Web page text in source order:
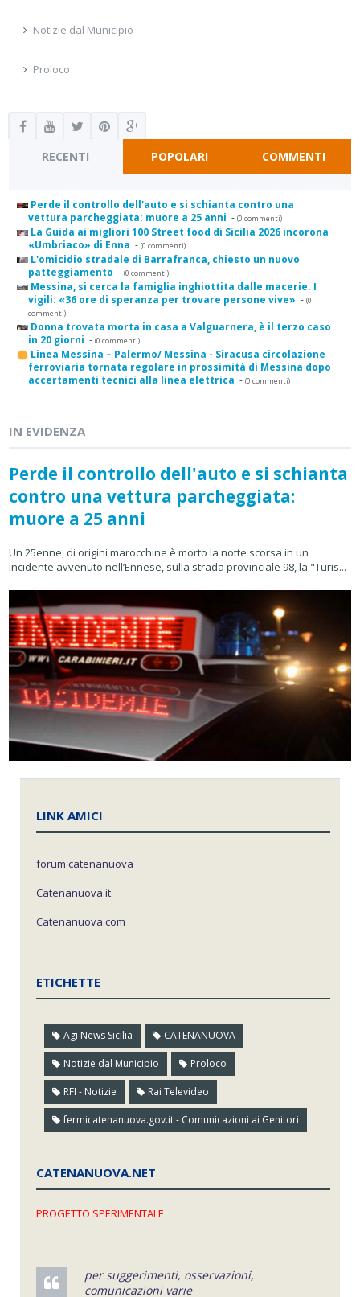
Notizie dal Municipio
Proloco
RECENTI POPOLARI COMMENTI
Perde il controllo dell'auto e si schianta contro una
vettura parcheggiata: muore a 25 anni - (0 commenti)
La Guida ai migliori 100 Street food di Sicilia 2026 incorona
«Umbriaco» di Enna - (0 commenti)
L'omicidio stradale di Barrafranca, chiesto un nuovo
patteggiamento - (0 commenti)
Messina, si cerca la famiglia inghiottita dalle macerie. I
vigili: «36 ore di speranza per trovare persone vive» - (0
commenti)
Donna trovata morta in casa a Valguarnera, è il terzo caso
in 20 giorni - (0 commenti)
Linea Messina – Palermo/ Messina - Siracusa circolazione
ferroviaria tornata regolare in prossimità di Messina dopo
accertamenti tecnici alla linea elettrica - (0 commenti)
IN EVIDENZA
Perde il controllo dell'auto e si schianta
contro una vettura parcheggiata:
muore a 25 anni
Un 25enne, di origini marocchine è morto la notte scorsa in un
incidente avvenuto nell’Ennese, sulla strada provinciale 98, la "Turis...
LINK AMICI
forum catenanuova
Catenanuova.it
Catenanuova.com
ETICHETTE
Agi News Sicilia CATENANUOVA
Notizie dal Municipio Proloco
RFI - Notizie Rai Televideo
fermicatenanuova.gov.it - Comunicazioni ai Genitori
CATENANUOVA.NET
PROGETTO SPERIMENTALE
per suggerimenti, osservazioni,
comunicazioni varie